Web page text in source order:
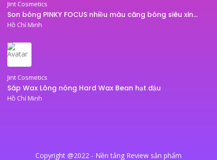
Jint Cosmetics
Son bóng PINKY FOCUS nhiều màu căng bóng siêu xinh – son bóng JINT
Hồ Chí Minh
Jint Cosmetics
Sáp Wax Lông nóng Hard Wax Bean hạt đậu
Hồ Chí Minh
Copyright @2022 - Nền tảng Review sản phẩm